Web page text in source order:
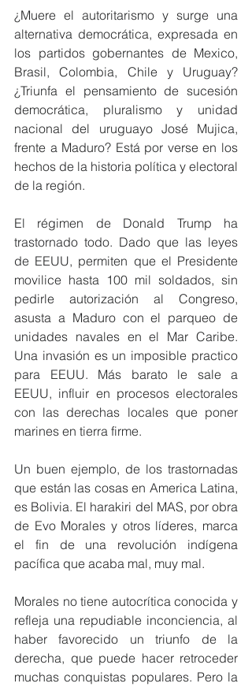
¿Muere el autoritarismo y surge una
alternativa democrática, expresada en
los partidos gobernantes de Mexico,
Brasil, Colombia, Chile y Uruguay?
¿Triunfa el pensamiento de sucesión
democrática, pluralismo y unidad
nacional del uruguayo José Mujica,
frente a Maduro? Está por verse en los
hechos de la historia política y electoral
de la región.
El régimen de Donald Trump ha
trastornado todo. Dado que las leyes
de EEUU, permiten que el Presidente
movilice hasta 100 mil soldados, sin
pedirle autorización al Congreso,
asusta a Maduro con el parqueo de
unidades navales en el Mar Caribe.
Una invasión es un imposible practico
para EEUU. Más barato le sale a
EEUU, influir en procesos electorales
con las derechas locales que poner
marines en tierra firme.
Un buen ejemplo, de los trastornadas
que están las cosas en America Latina,
es Bolivia. El harakiri del MAS, por obra
de Evo Morales y otros líderes, marca
el fin de una revolución indígena
pacífica que acaba mal, muy mal.
Morales no tiene autocrítica conocida y
refleja una repudiable inconciencia, al
haber favorecido un triunfo de la
derecha, que puede hacer retroceder
muchas conquistas populares. Pero la